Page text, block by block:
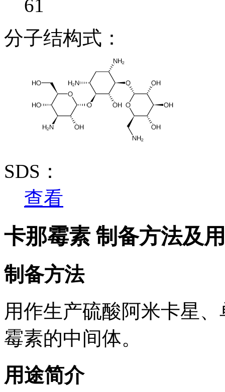
61
分子结构式：
SDS：
查看
卡那霉素 制备方法及
制备方法
用作生产硫酸阿米卡星
霉素的中间体。
用途简介